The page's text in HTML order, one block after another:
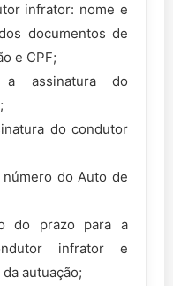
infrator: nome e
documentos de
e CPF;
assinatura do
do condutor
do Auto de
do prazo para a
infrator e
autuação;